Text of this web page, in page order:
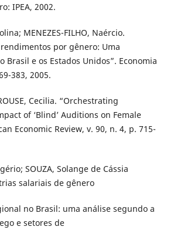
IPEA, 2002.
MENEZES-FILHO, Naércio.
por gênero: Uma
Brasil e os Estados Unidos”. Economia
383, 2005.
Cecilia. “Orchestrating
of ‘Blind’ Auditions on Female
Economic Review, v. 90, n. 4, p. 715-
SOUZA, Solange de Cássia
salariais de gênero
no Brasil: uma análise segundo a
e setores de